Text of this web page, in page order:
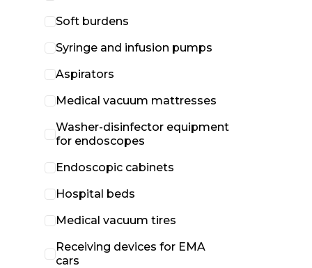
Soft burdens
Syringe and infusion pumps
Aspirators
Medical vacuum mattresses
Washer-disinfector equipment
for endoscopes
Endoscopic cabinets
Hospital beds
Medical vacuum tires
Receiving devices for EMA
cars